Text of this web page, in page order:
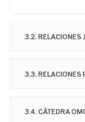
3.2. RELACIONES
3.3. RELACIONES
3.4. CÁTEDRA